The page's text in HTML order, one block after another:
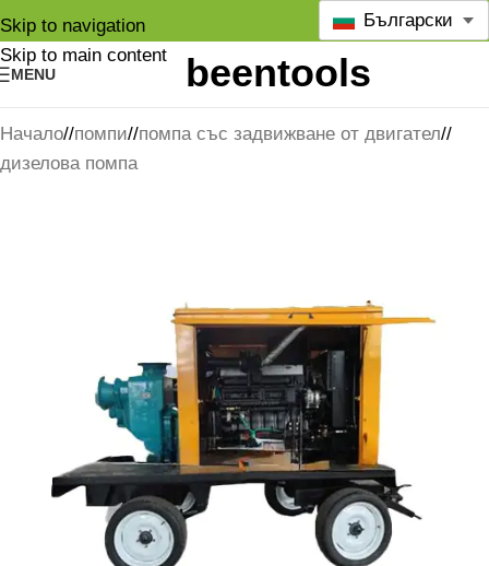
Skip to navigation
Skip to main content
MENU
Български
Начало/ помпи/ помпа със задвижване от двигател/
дизелова помпа